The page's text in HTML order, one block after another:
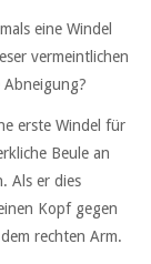
eine Windel
vermeintlichen
erste Windel für
Beule an
Als er dies
Kopf gegen
rechten Arm.